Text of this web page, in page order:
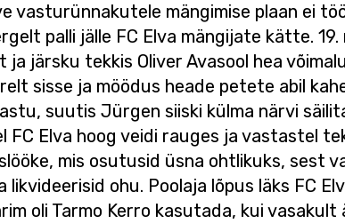
vasturünnakutele mängimise plaan ei
palli jälle FC Elva mängijate kätte. 19.
järsku tekkis Oliver Avasool hea
sisse ja möödus heade petete abil
suutis Jürgen siiski külma närvi
Elva hoog veidi rauges ja vastastel
mis osutusid üsna ohtlikuks, sest
ohu. Poolaja lõpus läks FC
oli Tarmo Kerro kasutada, kui vasakult